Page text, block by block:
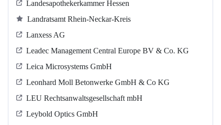
Landesapothekerkammer Hessen
Landratsamt Rhein-Neckar-Kreis
Lanxess AG
Leadec Management Central Europe BV & Co. KG
Leica Microsystems GmbH
Leonhard Moll Betonwerke GmbH & Co KG
LEU Rechtsanwaltsgesellschaft mbH
Leybold Optics GmbH